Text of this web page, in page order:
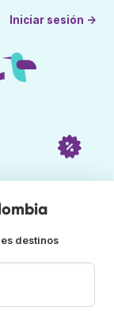
Iniciar sesión →
destinos